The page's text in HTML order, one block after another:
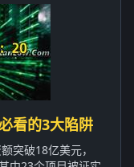
看的3大陷阱
突破18亿美元，